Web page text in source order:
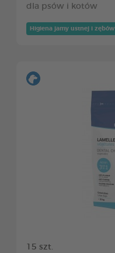
dla psów i kotów
Higiena jamy ustnej i zębów
15 szt.